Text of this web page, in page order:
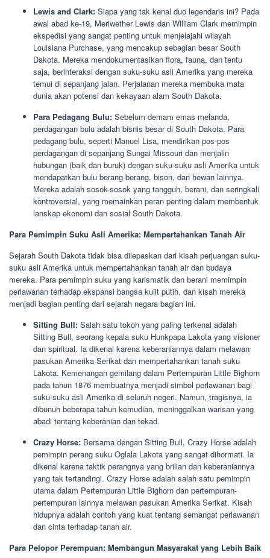
Lewis and Clark: Siapa yang tak kenal duo legendaris ini? Pada
awal abad ke-19, Meriwether Lewis dan William Clark memimpin
ekspedisi yang sangat penting untuk menjelajahi wilayah
Louisiana Purchase, yang mencakup sebagian besar South
Dakota. Mereka mendokumentasikan flora, fauna, dan tentu
saja, berinteraksi dengan suku-suku asli Amerika yang mereka
temui di sepanjang jalan. Perjalanan mereka membuka mata
dunia akan potensi dan kekayaan alam South Dakota.
Para Pedagang Bulu: Sebelum demam emas melanda,
perdagangan bulu adalah bisnis besar di South Dakota. Para
pedagang bulu, seperti Manuel Lisa, mendirikan pos-pos
perdagangan di sepanjang Sungai Missouri dan menjalin
hubungan (baik dan buruk) dengan suku-suku asli Amerika untuk
mendapatkan bulu berang-berang, bison, dan hewan lainnya.
Mereka adalah sosok-sosok yang tangguh, berani, dan seringkali
kontroversial, yang memainkan peran penting dalam membentuk
lanskap ekonomi dan sosial South Dakota.
Para Pemimpin Suku Asli Amerika: Mempertahankan Tanah Air
Sejarah South Dakota tidak bisa dilepaskan dari kisah perjuangan suku-
suku asli Amerika untuk mempertahankan tanah air dan budaya
mereka. Para pemimpin suku yang karismatik dan berani memimpin
perlawanan terhadap ekspansi bangsa kulit putih, dan kisah mereka
menjadi bagian penting dari sejarah negara bagian ini.
Sitting Bull: Salah satu tokoh yang paling terkenal adalah
Sitting Bull, seorang kepala suku Hunkpapa Lakota yang visioner
dan spiritual. Ia dikenal karena keberaniannya dalam melawan
pasukan Amerika Serikat dan mempertahankan tanah suku
Lakota. Kemenangan gemilang dalam Pertempuran Little Bighorn
pada tahun 1876 membuatnya menjadi simbol perlawanan bagi
suku-suku asli Amerika di seluruh negeri. Namun, tragisnya, ia
dibunuh beberapa tahun kemudian, meninggalkan warisan yang
abadi tentang keberanian dan tekad.
Crazy Horse: Bersama dengan Sitting Bull, Crazy Horse adalah
pemimpin perang suku Oglala Lakota yang sangat dihormati. Ia
dikenal karena taktik perangnya yang brilian dan keberaniannya
yang tak tertandingi. Crazy Horse adalah salah satu pemimpin
utama dalam Pertempuran Little Bighorn dan pertempuran-
pertempuran lainnya melawan pasukan Amerika Serikat. Kisah
hidupnya adalah contoh yang kuat tentang semangat perlawanan
dan cinta terhadap tanah air.
Para Pelopor Perempuan: Membangun Masyarakat yang Lebih Baik